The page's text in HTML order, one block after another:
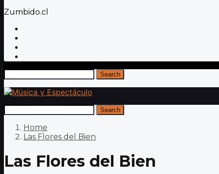
Zumbido.cl
Search
Search
Home
Las Flores del Bien
Las Flores del Bien